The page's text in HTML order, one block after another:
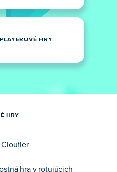
HRY
HRY
Cloutier
hra v rotujúcich